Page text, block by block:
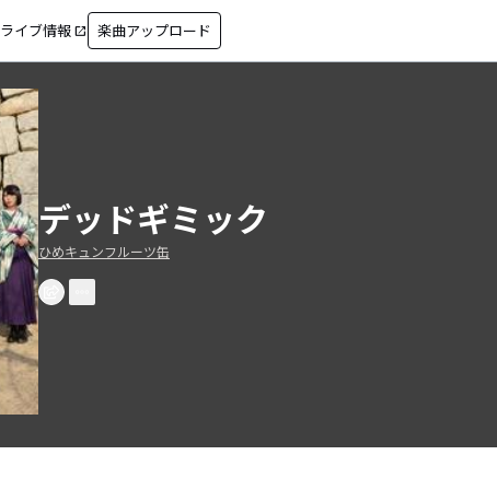
ライブ情報 open_in_new 楽曲アップロード
デッドギミック
ひめキュンフルーツ缶